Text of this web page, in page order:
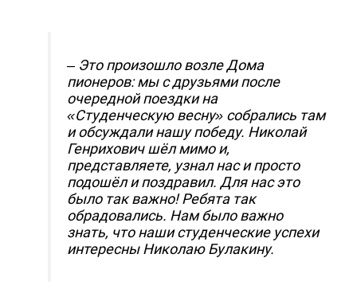
– Это произошло возле Дома
пионеров: мы с друзьями после
очередной поездки на
«Студенческую весну» собрались там
и обсуждали нашу победу. Николай
Генрихович шёл мимо и,
представляете, узнал нас и просто
подошёл и поздравил. Для нас это
было так важно! Ребята так
обрадовались. Нам было важно
знать, что наши студенческие успехи
интересны Николаю Булакину.